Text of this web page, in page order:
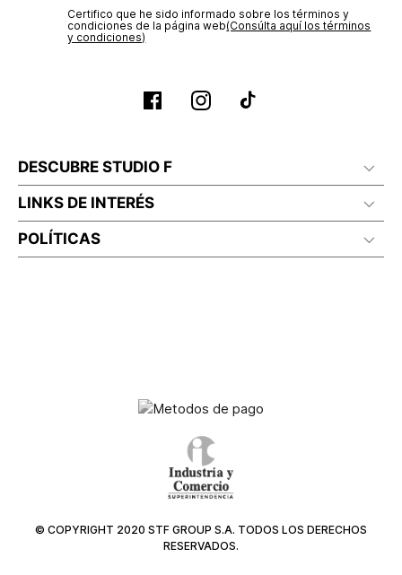
Certifico que he sido informado sobre los términos y
condiciones de la página web‎(Consúlta aquí los términos
y condiciones)
DESCUBRE STUDIO F
LINKS DE INTERÉS
POLÍTICAS
© COPYRIGHT 2020 STF GROUP S.A. TODOS LOS DERECHOS
RESERVADOS.